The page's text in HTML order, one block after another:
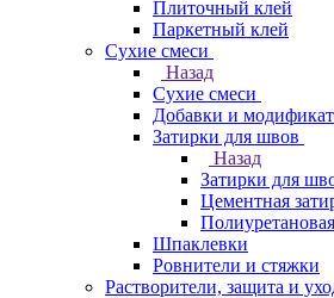
Плиточный клей
Паркетный клей
Сухие смеси
Назад
Сухие смеси
Добавки и
Затирки для швов
Назад
Затирки для
Цементная
Шпаклевки
Ровнители и стяжки
Растворители, защита и